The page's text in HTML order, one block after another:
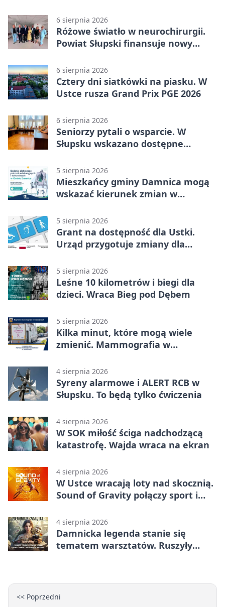
6 sierpnia 2026
Różowe światło w neurochirurgii.
Powiat Słupski finansuje nowy
6 sierpnia 2026
Cztery dni siatkówki na piasku. W
Ustce rusza Grand Prix PGE 2026
6 sierpnia 2026
Seniorzy pytali o wsparcie. W
Słupsku wskazano dostępne
5 sierpnia 2026
Mieszkańcy gminy Damnica mogą
wskazać kierunek zmian w
5 sierpnia 2026
Grant na dostępność dla Ustki.
Urząd przygotuje zmiany dla
5 sierpnia 2026
Leśne 10 kilometrów i biegi dla
dzieci. Wraca Bieg pod Dębem
5 sierpnia 2026
Kilka minut, które mogą wiele
zmienić. Mammografia w
4 sierpnia 2026
Syreny alarmowe i ALERT RCB w
Słupsku. To będą tylko ćwiczenia
4 sierpnia 2026
W SOK miłość ściga nadchodzącą
katastrofę. Wajda wraca na ekran
4 sierpnia 2026
W Ustce wracają loty nad skocznią.
Sound of Gravity połączy sport i
4 sierpnia 2026
Damnicka legenda stanie się
tematem warsztatów. Ruszyły
<< Poprzedni